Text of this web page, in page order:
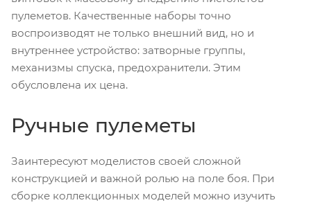
пулеметов. Качественные наборы точно
воспроизводят не только внешний вид, но и
внутреннее устройство: затворные группы,
механизмы спуска, предохранители. Этим
обусловлена их цена.
Ручные пулеметы
Заинтересуют моделистов своей сложной
конструкцией и важной ролью на поле боя. При
сборке коллекционных моделей можно изучить